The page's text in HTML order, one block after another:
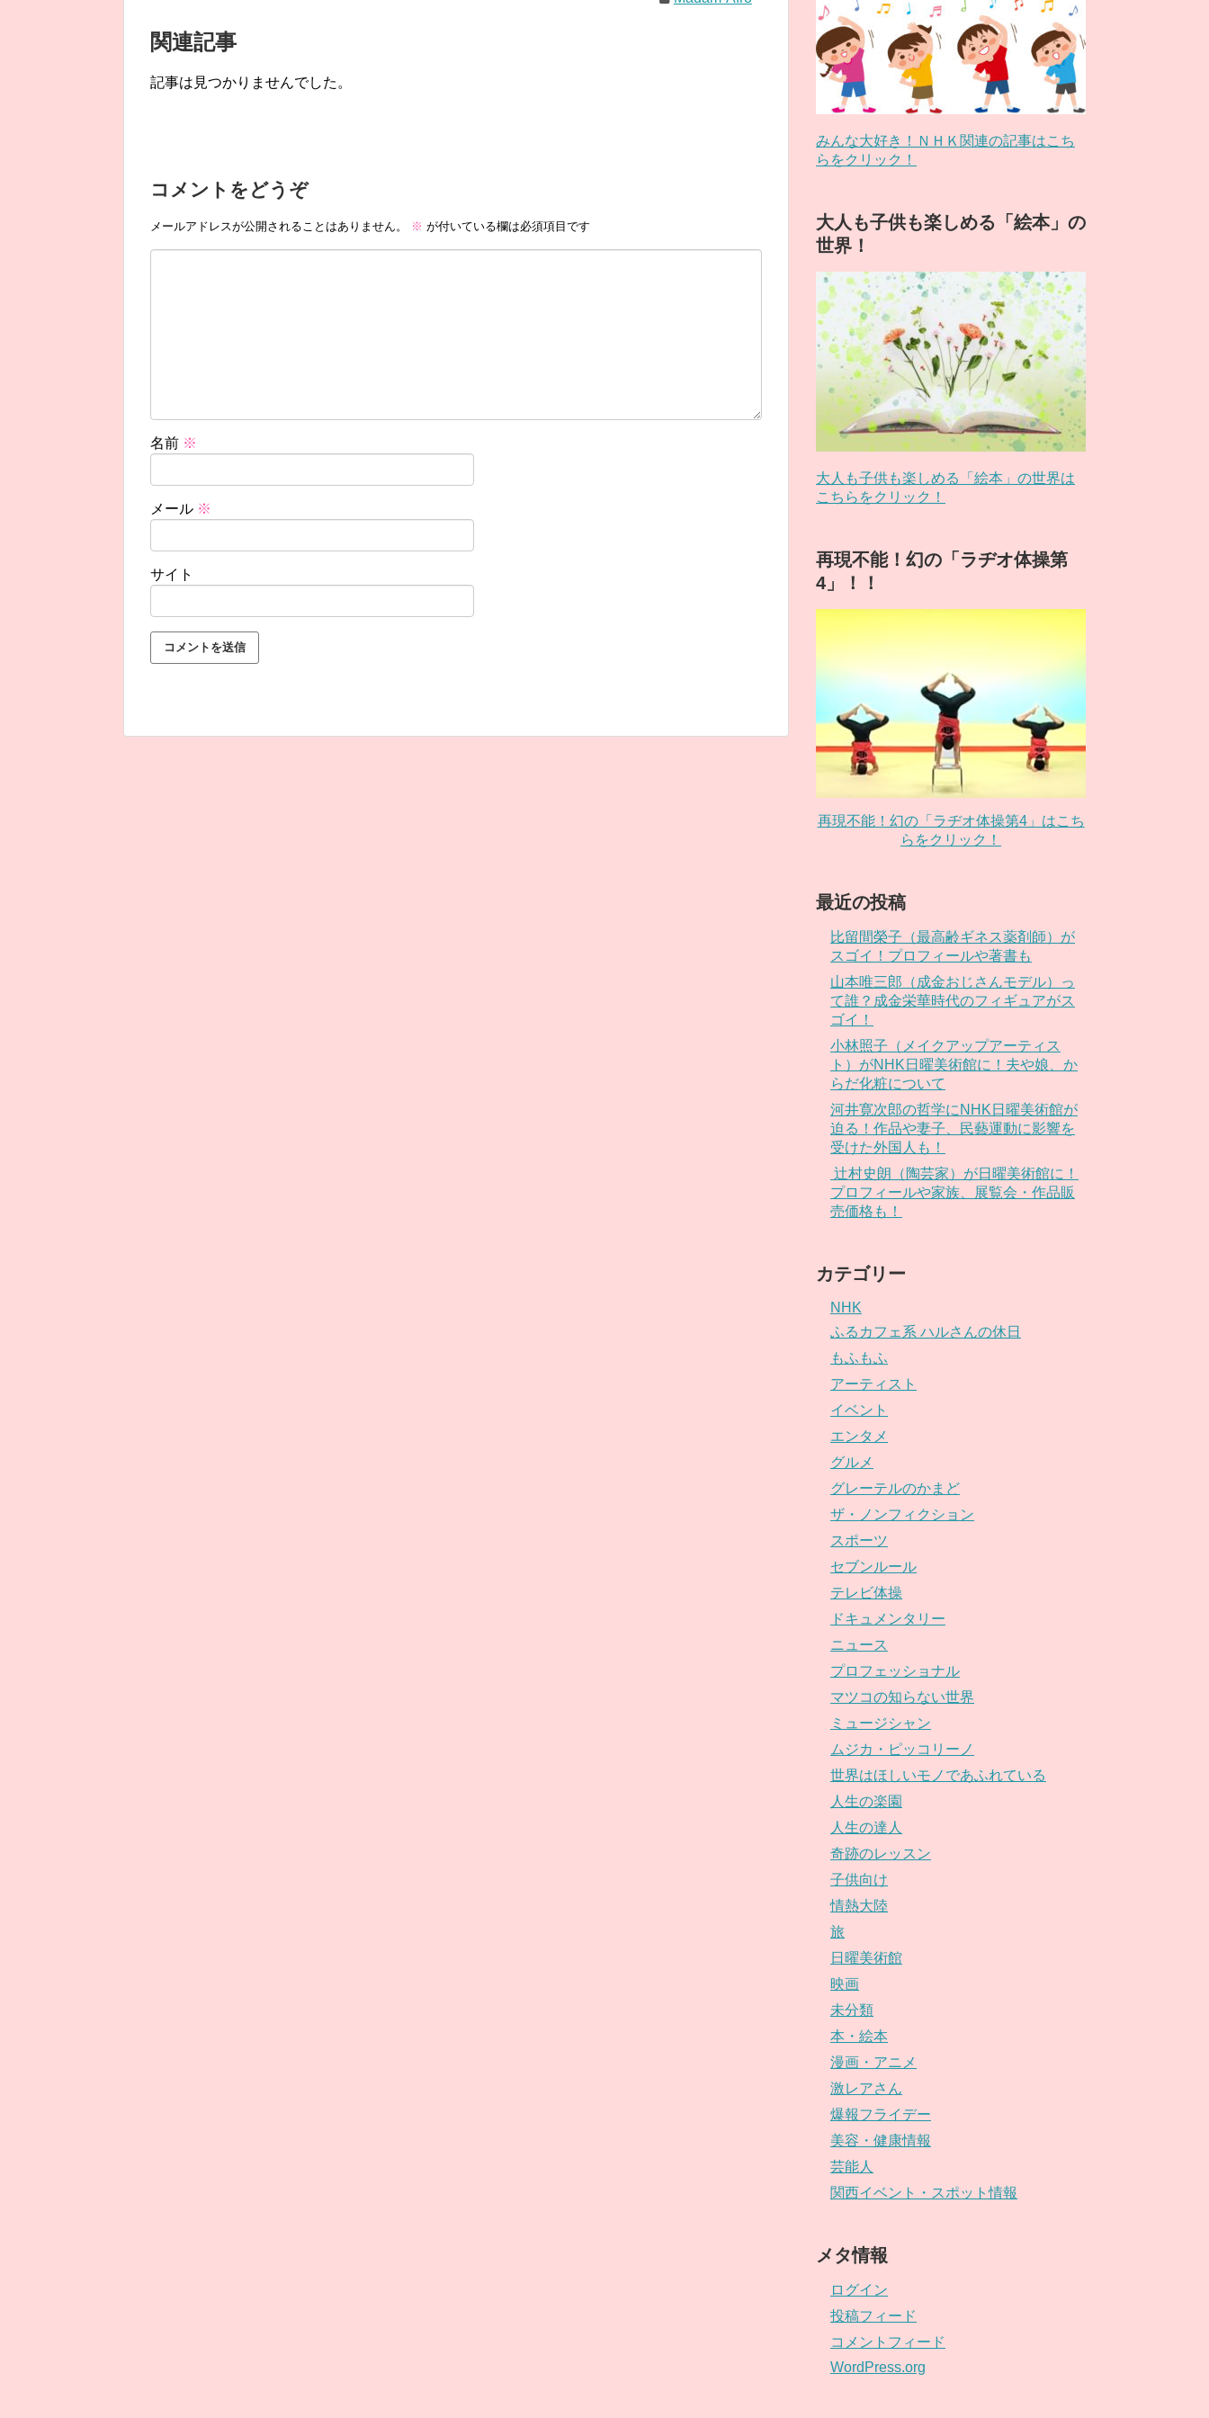
関連記事
記事は見つかりませんでした。
コメントをどうぞ
メールアドレスが公開されることはありません。 ※ が付いている欄は必須項目です
名前 ※
メール ※
サイト
みんな大好き！ＮＨＫ関連の記事はこち
らをクリック！
大人も子供も楽しめる「絵本」の
世界！
大人も子供も楽しめる「絵本」の世界は
こちらをクリック！
再現不能！幻の「ラヂオ体操第
4」！！
再現不能！幻の「ラヂオ体操第4」はこち
らをクリック！
最近の投稿
比留間榮子（最高齢ギネス薬剤師）が
スゴイ！プロフィールや著書も
山本唯三郎（成金おじさんモデル）っ
て誰？成金栄華時代のフィギュアがス
ゴイ！
小林照子（メイクアップアーティス
ト）がNHK日曜美術館に！夫や娘、か
らだ化粧について
河井寛次郎の哲学にNHK日曜美術館が
迫る！作品や妻子、民藝運動に影響を
受けた外国人も！
辻村史朗（陶芸家）が日曜美術館に！
プロフィールや家族、展覧会・作品販
売価格も！
カテゴリー
NHK
ふるカフェ系 ハルさんの休日
もふもふ
アーティスト
イベント
エンタメ
グルメ
グレーテルのかまど
ザ・ノンフィクション
スポーツ
セブンルール
テレビ体操
ドキュメンタリー
ニュース
プロフェッショナル
マツコの知らない世界
ミュージシャン
ムジカ・ピッコリーノ
世界はほしいモノであふれている
人生の楽園
人生の達人
奇跡のレッスン
子供向け
情熱大陸
旅
日曜美術館
映画
未分類
本・絵本
漫画・アニメ
激レアさん
爆報フライデー
美容・健康情報
芸能人
関西イベント・スポット情報
メタ情報
ログイン
投稿フィード
コメントフィード
WordPress.org